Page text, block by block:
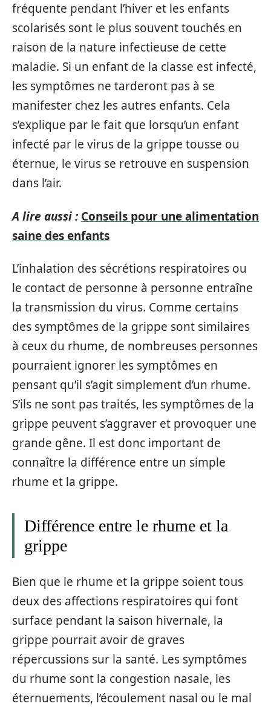
fréquente pendant l’hiver et les enfants
scolarisés sont le plus souvent touchés en
raison de la nature infectieuse de cette
maladie. Si un enfant de la classe est infecté,
les symptômes ne tarderont pas à se
manifester chez les autres enfants. Cela
s’explique par le fait que lorsqu’un enfant
infecté par le virus de la grippe tousse ou
éternue, le virus se retrouve en suspension
dans l’air.
A lire aussi : Conseils pour une alimentation
saine des enfants
L’inhalation des sécrétions respiratoires ou
le contact de personne à personne entraîne
la transmission du virus. Comme certains
des symptômes de la grippe sont similaires
à ceux du rhume, de nombreuses personnes
pourraient ignorer les symptômes en
pensant qu’il s’agit simplement d’un rhume.
S’ils ne sont pas traités, les symptômes de la
grippe peuvent s’aggraver et provoquer une
grande gêne. Il est donc important de
connaître la différence entre un simple
rhume et la grippe.
Différence entre le rhume et la
grippe
Bien que le rhume et la grippe soient tous
deux des affections respiratoires qui font
surface pendant la saison hivernale, la
grippe pourrait avoir de graves
répercussions sur la santé. Les symptômes
du rhume sont la congestion nasale, les
éternuements, l’écoulement nasal ou le mal